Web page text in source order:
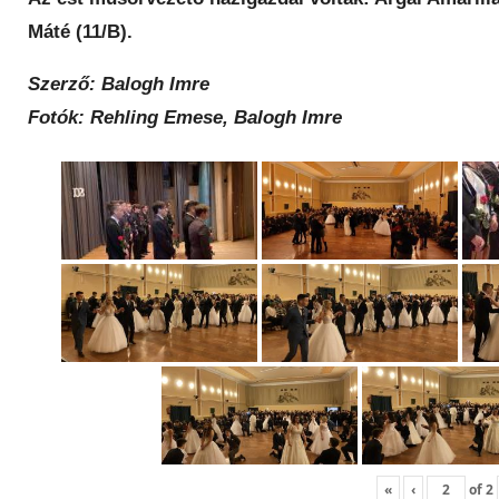
Máté (11/B).
Szerző: Balogh Imre
Fotók: Rehling Emese, Balogh Imre
« ‹ of2